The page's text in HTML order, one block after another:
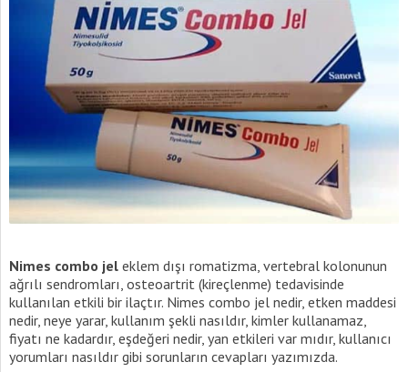
Nimes combo jel eklem dışı romatizma, vertebral kolonunun
ağrılı sendromları, osteoartrit (kireçlenme) tedavisinde
kullanılan etkili bir ilaçtır. Nimes combo jel nedir, etken maddesi
nedir, neye yarar, kullanım şekli nasıldır, kimler kullanamaz,
fiyatı ne kadardır, eşdeğeri nedir, yan etkileri var mıdır, kullanıcı
yorumları nasıldır gibi sorunların cevapları yazımızda.